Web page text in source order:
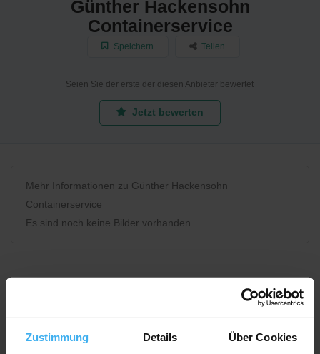
Zustimmung Details Über Cookies
Günther Hackensohn
Containerservice
Speichern Teilen
Seien Sie der erste der diesen Anbieter bewertet
Jetzt bewerten
Mehr Informationen zu Günther Hackensohn
Containerservice
Es sind noch keine Bilder vorhanden.